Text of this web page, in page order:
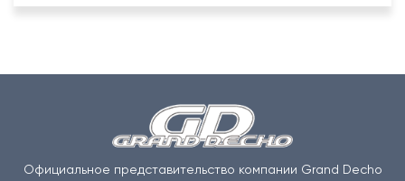
Официальное представительство компании Grand Decho